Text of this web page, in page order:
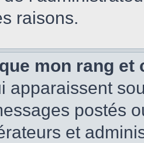
raisons.
mon rang
apparaissent
postés
et